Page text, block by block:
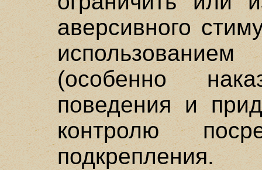
аверсивного
(особенно
поведения и
контролю
подкрепления.